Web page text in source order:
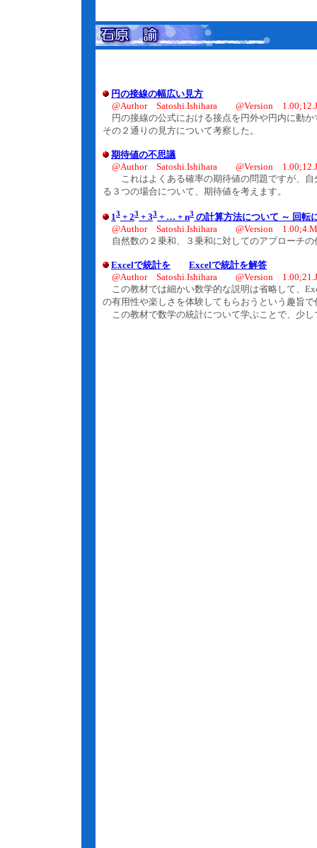
円の接線の幅広い見方
@Author Satoshi.Ishihara @Version
円の接線の公式における接点を円外や円内に動
その２通りの見方について考察した。
期待値の不思議
@Author Satoshi.Ishihara @Version
これはよくある確率の期待値の問題ですが、自
る３つの場合について、期待値を考えます。
13 + 23 + 33 + … + n3 の計算方法について ～ 回転
@Author Satoshi.Ishihara @Version
自然数の２乗和、３乗和に対してのアプローチ
Excelで統計を
Excelで統計を解答
@Author Satoshi.Ishihara @Version
この教材では細かい数学的な説明は省略して、
の有用性や楽しさを体験してもらおうという趣旨で
この教材で数学の統計について学ぶことで、少